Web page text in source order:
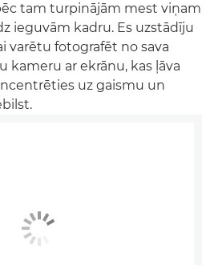
tam turpinājām mest viņam
ieguvām kadru. Es uzstādīju
varētu fotografēt no sava
kameru ar ekrānu, kas ļāva
uz gaismu un